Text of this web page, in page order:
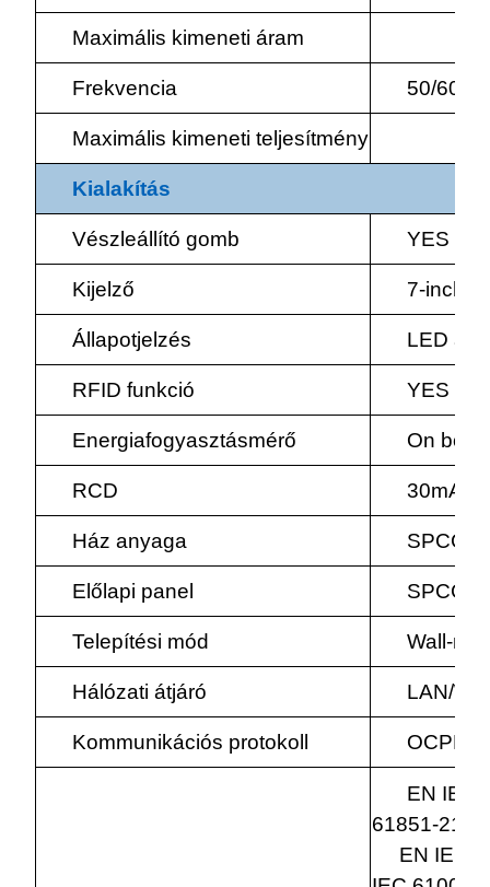
Maximális kimeneti áram
Frekvencia 50/60HZ
Maximális kimeneti teljesítmény
Kialakítás
Vészleállító gomb YES
Kijelző 7-inch
Állapotjelzés LED
RFID funkció YES
Energiafogyasztásmérő On
RCD 30mA
Ház anyaga SPCC
Előlapi panel SPCC
Telepítési mód Wall-
Hálózati átjáró LAN/Wifi
Kommunikációs protokoll
EN IEC
61851-21-
EN IEC